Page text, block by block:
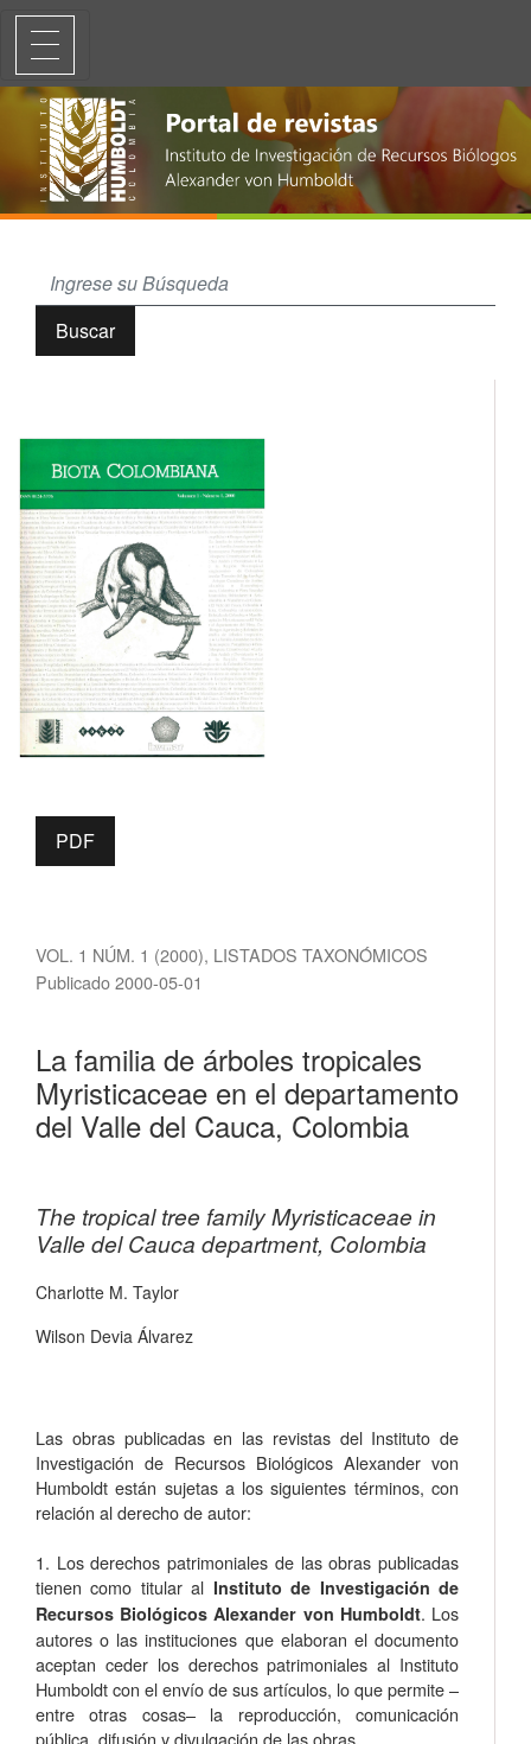
La familia de árboles tropicales Myristicaceae en el departamento del
Buscar
VOL. 1 NÚM. 1 (2000), LISTADOS TAXONÓMICOS
La familia de árboles tropicales
Myristicaceae en el departamento
del Valle del Cauca, Colombia
The tropical tree family Myristicaceae in
Valle del Cauca department, Colombia
Publicado 2000-05-01
Charlotte M. Taylor
Wilson Devia Álvarez
PDF
Las obras publicadas en las revistas del Instituto de
Investigación de Recursos Biológicos Alexander von
Humboldt están sujetas a los siguientes términos, con
relación al derecho de autor:
1. Los derechos patrimoniales de las obras publicadas
tienen como titular al Instituto de Investigación de
Recursos Biológicos Alexander von Humboldt. Los
autores o las instituciones que elaboran el documento
aceptan ceder los derechos patrimoniales al Instituto
Humboldt con el envío de sus artículos, lo que permite –
entre otras cosas­– la reproducción, comunicación
pública, difusión y divulgación de las obras.